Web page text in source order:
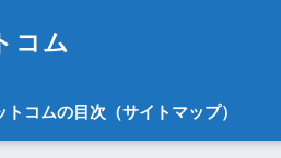
コム
トコムの目次（サイトマップ）